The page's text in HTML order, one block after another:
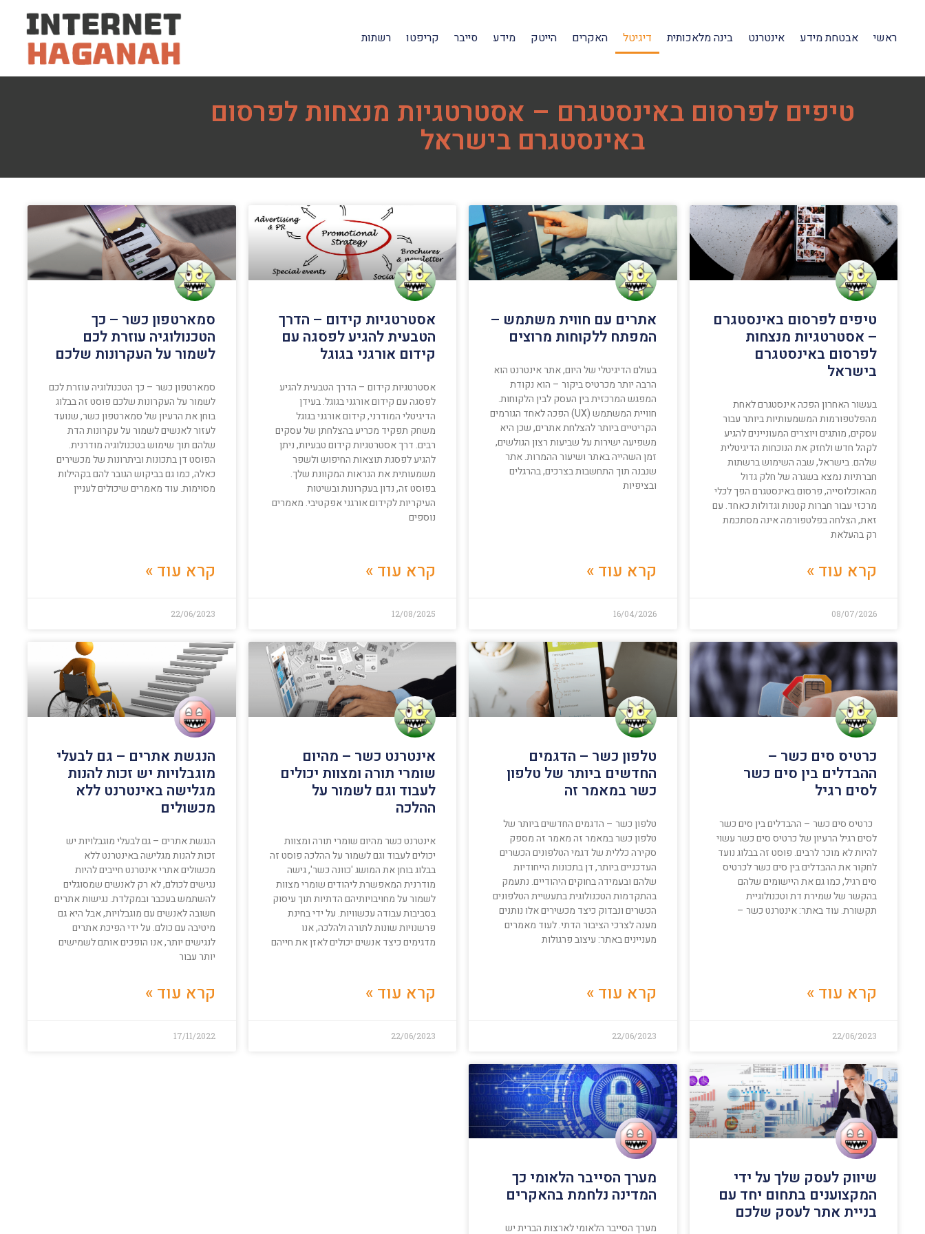
ראשי אבטחת מידע אינטרנט בינה מלאכותית דיגיטל האקרים הייטק מידע סייבר קריפטו רשתות
טיפים לפרסום באינסטגרם – אסטרטגיות מנצחות לפרסום
באינסטגרם בישראל
טיפים לפרסום באינסטגרם
– אסטרטגיות מנצחות
לפרסום באינסטגרם
בישראל
בעשור האחרון הפכה אינסטגרם לאחת
מהפלטפורמות המשמעותיות ביותר עבור
עסקים, מותגים ויוצרים המעוניינים להגיע
לקהל חדש ולחזק את הנוכחות הדיגיטלית
שלהם. בישראל, שבה השימוש ברשתות
חברתיות נמצא בשגרה של חלק גדול
מהאוכלוסייה, פרסום באינסטגרם הפך לכלי
מרכזי עבור חברות קטנות וגדולות כאחד. עם
זאת, הצלחה בפלטפורמה אינה מסתכמת
רק בהעלאת
קרא עוד »
08/07/2026
אתרים עם חווית משתמש –
המפתח ללקוחות מרוצים
בעולם הדיגיטלי של היום, אתר אינטרנט הוא
הרבה יותר מכרטיס ביקור – הוא נקודת
המפגש המרכזית בין העסק לבין הלקוחות.
חוויית המשתמש (UX) הפכה לאחד הגורמים
הקריטיים ביותר להצלחת אתרים, שכן היא
משפיעה ישירות על שביעות רצון הגולשים,
זמן השהייה באתר ושיעור ההמרות. אתר
שנבנה תוך התחשבות בצרכים, בהרגלים
ובציפיות
קרא עוד »
16/04/2026
אסטרטגיות קידום – הדרך
הטבעית להגיע לפסגה עם
קידום אורגני בגוגל
אסטרטגיות קידום – הדרך הטבעית להגיע
לפסגה עם קידום אורגני בגוגל. בעידן
הדיגיטלי המודרני, קידום אורגני בגוגל
משחק תפקיד מכריע בהצלחתן של עסקים
רבים. דרך אסטרטגיות קידום טבעיות, ניתן
להגיע לפסגת תוצאות החיפוש ולשפר
משמעותית את הנראות המקוונת שלך.
בפוסט זה, נדון בעקרונות ובשיטות
העיקריות לקידום אורגני אפקטיבי. מאמרים
נוספים
קרא עוד »
12/08/2025
סמארטפון כשר – כך
הטכנולוגיה עוזרת לכם
לשמור על העקרונות שלכם
סמארטפון כשר – כך הטכנולוגיה עוזרת לכם
לשמור על העקרונות שלכם פוסט זה בבלוג
בוחן את הרעיון של סמארטפון כשר, שנועד
לעזור לאנשים לשמור על עקרונות הדת
שלהם תוך שימוש בטכנולוגיה מודרנית.
הפוסט דן בתכונות וביתרונות של מכשירים
כאלה, כמו גם בביקוש הגובר להם בקהילות
מסוימות. עוד מאמרים שיכולים לעניין
קרא עוד »
22/06/2023
כרטיס סים כשר –
ההבדלים בין סים כשר
לסים רגיל
כרטיס סים כשר – ההבדלים בין סים כשר
לסים רגיל הרעיון של כרטיס סים כשר עשוי
להיות לא מוכר לרבים. פוסט זה בבלוג נועד
לחקור את ההבדלים בין סים כשר לכרטיס
סים רגיל, כמו גם את היישומים שלהם
בהקשר של שמירת דת וטכנולוגיית
תקשורת. עוד באתר: אינטרנט כשר –
קרא עוד »
22/06/2023
טלפון כשר – הדגמים
החדשים ביותר של טלפון
כשר במאמר זה
טלפון כשר – הדגמים החדשים ביותר של
טלפון כשר במאמר זה מאמר זה מספק
סקירה כללית של דגמי הטלפונים הכשרים
העדכניים ביותר, דן בתכונות הייחודיות
שלהם ובעמידה בחוקים היהודיים. נתעמק
בהתקדמות הטכנולוגית בתעשיית הטלפונים
הכשרים ונבדוק כיצד מכשירים אלו נותנים
מענה לצרכי הציבור הדתי. לעוד מאמרים
מעניינים באתר: עיצוב פרגולות
קרא עוד »
22/06/2023
אינטרנט כשר – מהיום
שומרי תורה ומצוות יכולים
לעבוד וגם לשמור על
ההלכה
אינטרנט כשר מהיום שומרי תורה ומצוות
יכולים לעבוד וגם לשמור על ההלכה פוסט זה
בבלוג בוחן את המושג 'כוונה כשר', גישה
מודרנית המאפשרת ליהודים שומרי מצוות
לשמור על מחויבויותיהם הדתיות תוך עיסוק
בסביבות עבודה עכשוויות. על ידי בחינת
פרשנויות שונות לתורה ולהלכה, אנו
מדגימים כיצד אנשים יכולים לאזן את חייהם
קרא עוד »
22/06/2023
הנגשת אתרים – גם לבעלי
מוגבלויות יש זכות להנות
מגלישה באינטרנט ללא
מכשולים
הנגשת אתרים – גם לבעלי מוגבלויות יש
זכות להנות מגלישה באינטרנט ללא
מכשולים אתרי אינטרנט חייבים להיות
נגישים לכולם, לא רק לאנשים שמסוגלים
להשתמש בעכבר ובמקלדת. נגישות אתרים
חשובה לאנשים עם מוגבלויות, אבל היא גם
מיטיבה עם כולם. על ידי הפיכת אתרים
לנגישים יותר, אנו הופכים אותם לשמישים
יותר עבור
קרא עוד »
17/11/2022
שיווק לעסק שלך על ידי
המקצוענים בתחום יחד עם
בניית אתר לעסק שלכם
מערך הסייבר הלאומי כך
המדינה נלחמת בהאקרים
מערך הסייבר הלאומי לארצות הברית יש